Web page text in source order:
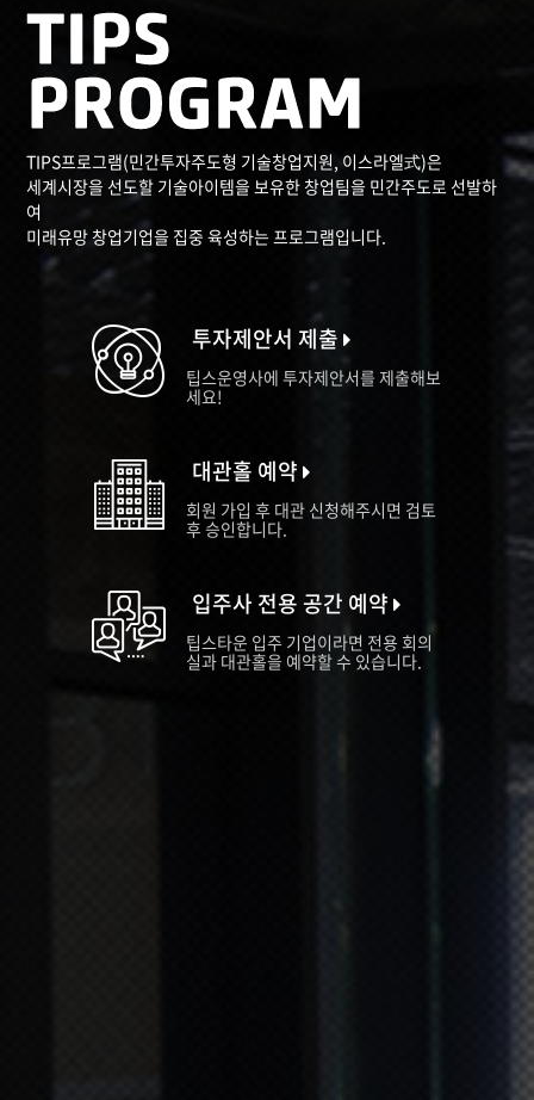
TIPS프로그램(민간투자주도형 기술창업지원, 이스라엘式)은
세계시장을 선도할 기술아이템을 보유한 창업팀을 민간주도로 선발하
여
미래유망 창업기업을 집중 육성하는 프로그램입니다.
투자제안서 제출
팁스운영사에 투자제안서를 제출해보
세요!
대관홀 예약
회원 가입 후 대관 신청해주시면 검토
후 승인합니다.
입주사 전용 공간 예약
팁스타운 입주 기업이라면 전용 회의
실과 대관홀을 예약할 수 있습니다.